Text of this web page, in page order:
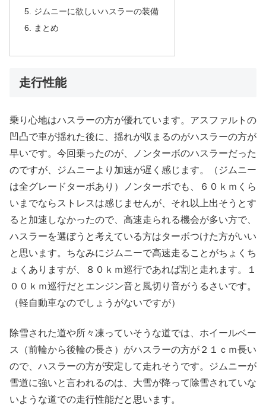
ジムニーに欲しいハスラーの装備
まとめ
走行性能
乗り心地はハスラーの方が優れています。アスファルトの
凹凸で車が揺れた後に、揺れが収まるのがハスラーの方が
早いです。今回乗ったのが、ノンターボのハスラーだった
のですが、ジムニーより加速が遅く感じます。（ジムニー
は全グレードターボあり）ノンターボでも、６０ｋｍくら
いまでならストレスは感じませんが、それ以上出そうとす
ると加速しなかったので、高速走られる機会が多い方で、
ハスラーを選ぼうと考えている方はターボつけた方がいい
と思います。ちなみにジムニーで高速走ることがちょくち
ょくありますが、８０ｋｍ巡行であれば割と走れます。１
００ｋｍ巡行だとエンジン音と風切り音がうるさいです。
（軽自動車なのでしょうがないですが）
除雪された道や所々凍っていそうな道では、ホイールベー
ス（前輪から後輪の長さ）がハスラーの方が２１ｃｍ長い
ので、ハスラーの方が安定して走れそうです。ジムニーが
雪道に強いと言われるのは、大雪が降って除雪されていな
いような道での走行性能だと思います。